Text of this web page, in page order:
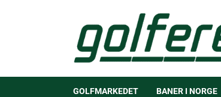
GOLFMARKEDET BANER I NORGE